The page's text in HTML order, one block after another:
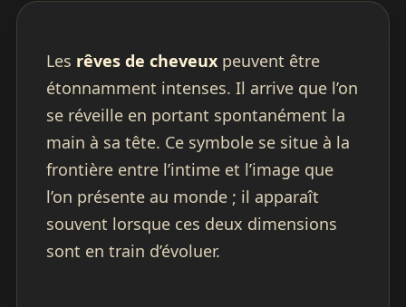
Les rêves de cheveuxpeuvent être
étonnamment intenses. Il arrive que l’on
se réveille en portant spontanément la
main à sa tête. Ce symbole se situe à la
frontière entre l’intime et l’image que
l’on présente au monde ; il apparaît
souvent lorsque ces deux dimensions
sont en train d’évoluer.